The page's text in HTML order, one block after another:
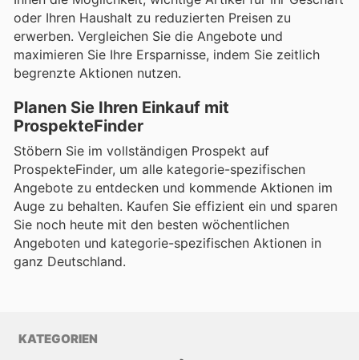
oder Ihren Haushalt zu reduzierten Preisen zu
erwerben. Vergleichen Sie die Angebote und
maximieren Sie Ihre Ersparnisse, indem Sie zeitlich
begrenzte Aktionen nutzen.
Planen Sie Ihren Einkauf mit
ProspekteFinder
Stöbern Sie im vollständigen Prospekt auf
ProspekteFinder, um alle kategorie-spezifischen
Angebote zu entdecken und kommende Aktionen im
Auge zu behalten. Kaufen Sie effizient ein und sparen
Sie noch heute mit den besten wöchentlichen
Angeboten und kategorie-spezifischen Aktionen in
ganz Deutschland.
KATEGORIEN